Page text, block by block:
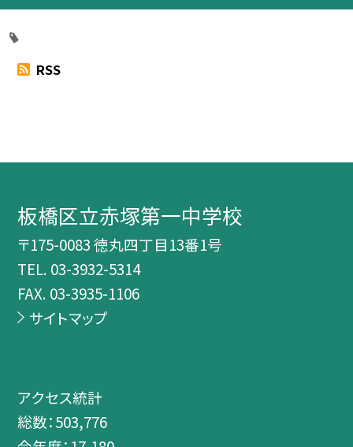
RSS
板橋区立赤塚第一中学校
〒175-0083 徳丸四丁目13番1号
TEL. 03-3932-5314
FAX. 03-3935-1106
サイトマップ
アクセス統計
総数：503,776